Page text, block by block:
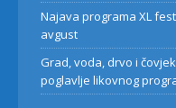
Najava programa XL
avgust
Grad, voda, drvo i
poglavlje likovnog